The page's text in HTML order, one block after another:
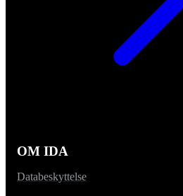
OM IDA
Databeskyttelse